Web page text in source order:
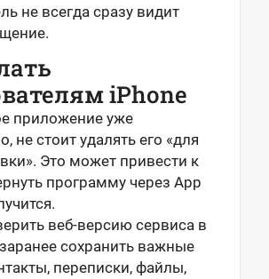
не всегда сразу видит
iPhone
приложение уже
не стоит удалять его «для
Это может привести к
программу через App
веб-версию сервиса в
сохранить важные
переписки, файлы,